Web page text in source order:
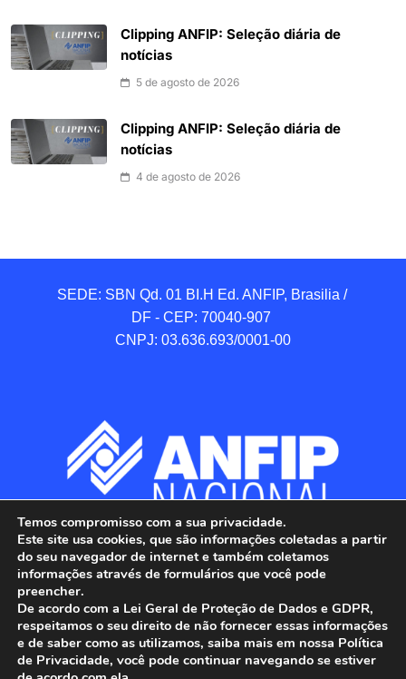
Clipping ANFIP: Seleção diária de
notícias
5 de agosto de 2026
Clipping ANFIP: Seleção diária de
notícias
4 de agosto de 2026
SEDE: SBN Qd. 01 BI.H Ed. ANFIP, Brasilia /
DF - CEP: 70040-907
CNPJ: 03.636.693/0001-00
ANFIP - Associação Nacional dos Auditores
Temos compromisso com a sua privacidade.
Este site usa cookies, que são informações coletadas a partir
do seu navegador de internet e também coletamos
informações através de formulários que você pode
preencher.
De acordo com a Lei Geral de Proteção de Dados e GDPR,
respeitamos o seu direito de não fornecer essas informações
e de saber como as utilizamos, saiba mais em nossa Política
de Privacidade, você pode continuar navegando se estiver